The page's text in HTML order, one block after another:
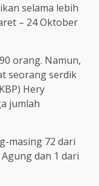
selama lebih
– 24 Oktober
orang. Namun,
seorang serdik
Hery
jumlah
masing 72 dari
dan 1 dari